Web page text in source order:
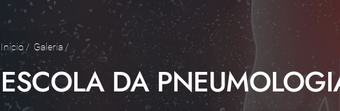
Estrutura
Estatutos
Núcleo Museológico
Parceiros
Como tornar-se sócio
Medalhas de ouro SPP
Bronquiectasias
Cirurgia Torácica
Doente Crítico Respiratório
Doenças do Interstício
Doenças Ocupacionais e
Doenças Vasculares
Início / Galeria /
ESCOLA DA